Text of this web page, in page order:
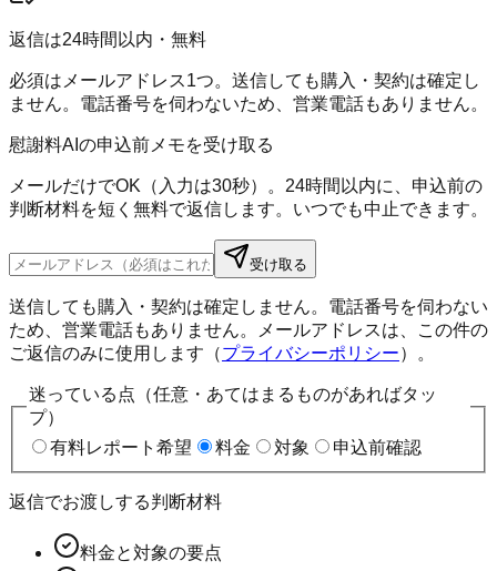
返信は24時間以内・無料
必須はメールアドレス1つ。送信しても購入・契約は確定し
ません。電話番号を伺わないため、営業電話もありません。
慰謝料AIの申込前メモを受け取る
メールだけでOK（入力は30秒）。24時間以内に、申込前の
判断材料を短く無料で返信します。いつでも中止できます。
受け取る
送信しても購入・契約は確定しません。電話番号を伺わない
ため、営業電話もありません。メールアドレスは、この件の
ご返信のみに使用します（プライバシーポリシー）。
迷っている点（任意・あてはまるものがあればタッ
プ）
有料レポート希望
料金 対象 申込前確認
返信でお渡しする判断材料
料金と対象の要点